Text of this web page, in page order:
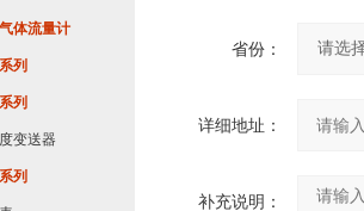
体流量计
列
列
变送器
列
省份：
详细地址：
补充说明：